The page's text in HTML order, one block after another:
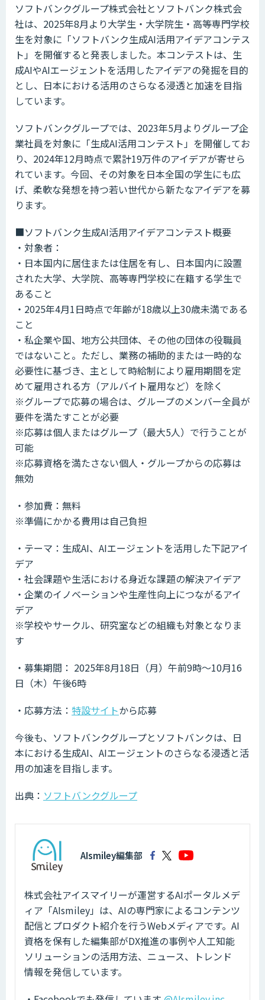
ソフトバンクグループ株式会社とソフトバンク株式会
社は、2025年8月より大学生・大学院生・高等専門学校
生を対象に「ソフトバンク生成AI活用アイデアコンテス
ト」を開催すると発表しました。本コンテストは、生
成AIやAIエージェントを活用したアイデアの発掘を目的
とし、日本における活用のさらなる浸透と加速を目指
しています。
ソフトバンクグループでは、2023年5月よりグループ企
業社員を対象に「生成AI活用コンテスト」を開催してお
り、2024年12月時点で累計19万件のアイデアが寄せら
れています。今回、その対象を日本全国の学生にも広
げ、柔軟な発想を持つ若い世代から新たなアイデアを募
ります。
■ソフトバンク生成AI活用アイデアコンテスト概要
・対象者：
・日本国内に居住または住居を有し、日本国内に設置
された大学、大学院、高等専門学校に在籍する学生で
あること
・2025年4月1日時点で年齢が18歳以上30歳未満である
こと
・私企業や国、地方公共団体、その他の団体の役職員
ではないこと。ただし、業務の補助的または一時的な
必要性に基づき、主として時給制により雇用期間を定
めて雇用される方（アルバイト雇用など）を除く
※グループで応募の場合は、グループのメンバー全員が
要件を満たすことが必要
※応募は個人またはグループ（最大5人）で行うことが
可能
※応募資格を満たさない個人・グループからの応募は
無効
・参加費：無料
※準備にかかる費用は自己負担
・テーマ：生成AI、AIエージェントを活用した下記アイ
デア
・社会課題や生活における身近な課題の解決アイデア
・企業のイノベーションや生産性向上につながるアイ
デア
※学校やサークル、研究室などの組織も対象となりま
す
・募集期間： 2025年8月18日（月）午前9時～10月16
日（木）午後6時
・応募方法： 特設サイトから応募
今後も、ソフトバンクグループとソフトバンクは、日
本における生成AI、AIエージェントのさらなる浸透と活
用の加速を目指します。
出典： ソフトバンクグループ
AIsmiley編集部
株式会社アイスマイリーが運営するAIポータルメデ
ィア「AIsmiley」は、AIの専門家によるコンテンツ
配信とプロダクト紹介を行うWebメディアです。AI
資格を保有した編集部がDX推進の事例や人工知能
ソリューションの活用方法、ニュース、トレンド
情報を発信しています。